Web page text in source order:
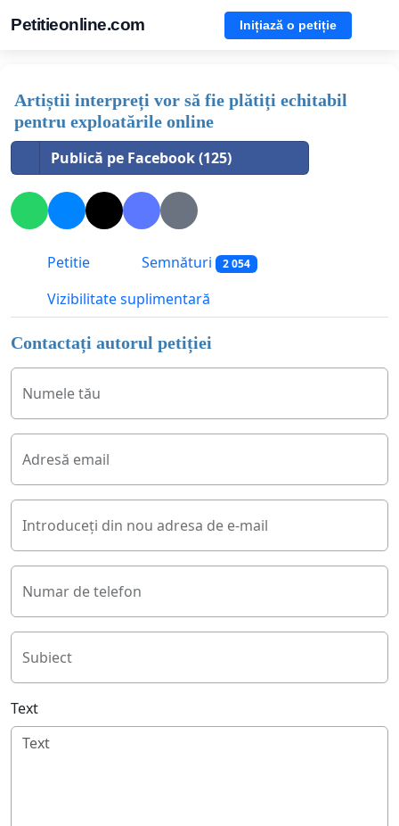
Petitieonline.com Inițiază o petiție
Artiștii interpreți vor să fie plătiți echitabil
pentru exploatările online
Publică pe Facebook (125)
Petitie Semnături 2 054
Vizibilitate suplimentară
Contactați autorul petiției
Numele tău
Adresă email
Introduceți din nou adresa de e-mail
Numar de telefon
Subiect
Text